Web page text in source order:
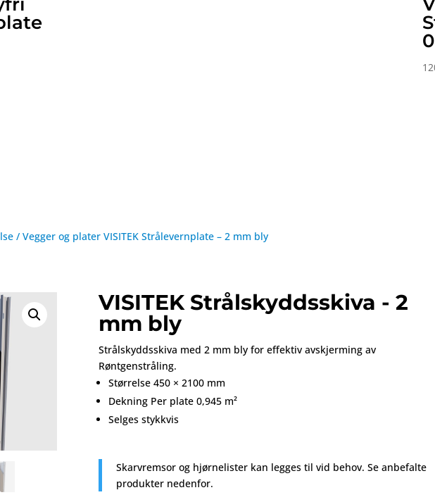
/Vegger og plater VISITEK Strålevernplate – 2 mm bly
VISITEK Strålskyddsskiva - 2
mm bly
Strålskyddsskiva med 2 mm bly for effektiv avskjerming av
Røntgenstråling.
Størrelse 450 × 2100 mm
Dekning Per plate 0,945 m²
Selges stykkvis
Skarvremsor og hjørnelister kan legges til vid behov. Se anbefalte
produkter nedenfor.